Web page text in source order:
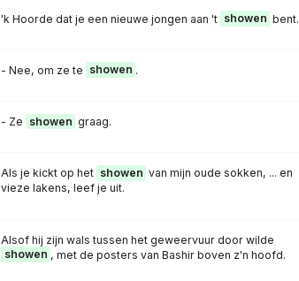
'k Hoorde dat je een nieuwe jongen aan 't showen bent.
- Nee, om ze te showen .
- Ze showen graag.
Als je kickt op het showen van mijn oude sokken, ... en
vieze lakens, leef je uit.
Alsof hij zijn wals tussen het geweervuur door wilde
showen , met de posters van Bashir boven z'n hoofd.